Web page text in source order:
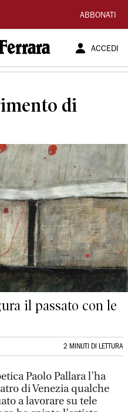
ABBONATI
ACCEDI
di
il passato con le
2 MINUTI DI LETTURA
Paolo Pallara l’ha
di Venezia qualche
a lavorare su tele